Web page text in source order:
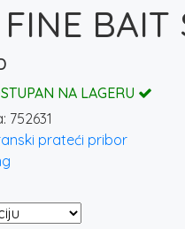
BAIT
NA LAGERU
752631
prateći pribor